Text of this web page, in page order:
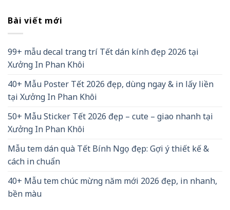
Bài viết mới
99+ mẫu decal trang trí Tết dán kính đẹp 2026 tại
Xưởng In Phan Khôi
40+ Mẫu Poster Tết 2026 đẹp, dùng ngay & in lấy liền
tại Xưởng In Phan Khôi
50+ Mẫu Sticker Tết 2026 đẹp – cute – giao nhanh tại
Xưởng In Phan Khôi
Mẫu tem dán quà Tết Bính Ngọ đẹp: Gợi ý thiết kế &
cách in chuẩn
40+ Mẫu tem chúc mừng năm mới 2026 đẹp, in nhanh,
bền màu